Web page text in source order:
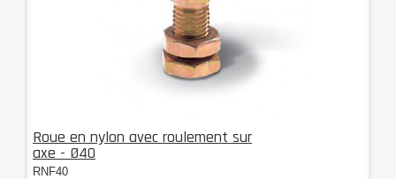
Roue en nylon avec roulement sur
axe - Ø40
RNF40